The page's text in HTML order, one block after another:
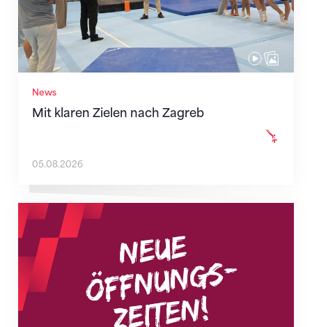
News
Mit klaren Zielen nach Zagreb
05.08.2026
Neue Empfangszeiten ab 1. August 2026